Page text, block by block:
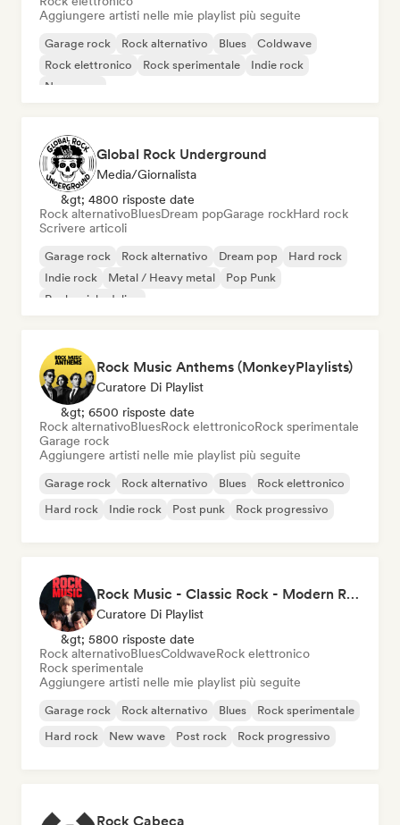
Aggiungere artisti nelle mie playlist più seguite
Garage rock Rock alternativo Blues
Coldwave
Rock elettronico
Rock sperimentale
Indie rock
New wave
Global Rock Underground
Media/Giornalista
&gt; 4800 risposte date
Rock alternativoBluesDream popGarage rockHard rock
Scrivere articoli
Garage rock Rock alternativo Dream pop
Hard rock
Indie rock
Metal / Heavy metal
Pop Punk
Rock psichedelico
Rock Music Anthems (MonkeyPlaylists)
Curatore Di Playlist
&gt; 6500 risposte date
Rock alternativoBluesRock elettronicoRock sperimentale
Garage rock
Aggiungere artisti nelle mie playlist più seguite
Garage rock Rock alternativo Blues
Rock elettronico
Hard rock
Indie rock Post punk Rock progressivo
Rock Music - Classic Rock - Modern Rock
Curatore Di Playlist
&gt; 5800 risposte date
Rock alternativoBluesColdwaveRock elettronico
Rock sperimentale
Aggiungere artisti nelle mie playlist più seguite
Garage rock Rock alternativo Blues
Rock sperimentale
Hard rock
New wave Post rock Rock progressivo
Rock Cabeça